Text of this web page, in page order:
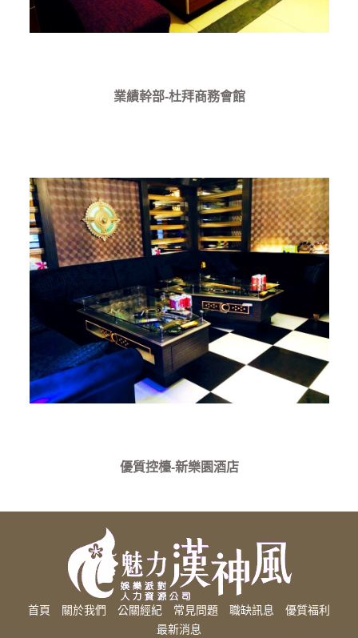
業績幹部-杜拜商務會館
優質控檯-新樂園酒店
首頁 關於我們 公關經紀 常見問題 職缺訊息
優質福利
最新消息